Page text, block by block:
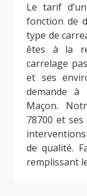
Le tarif
fonction de
type de
êtes à la
carrelage
et ses
demande à
Maçon.
78700 et
de qualité.
remplissant